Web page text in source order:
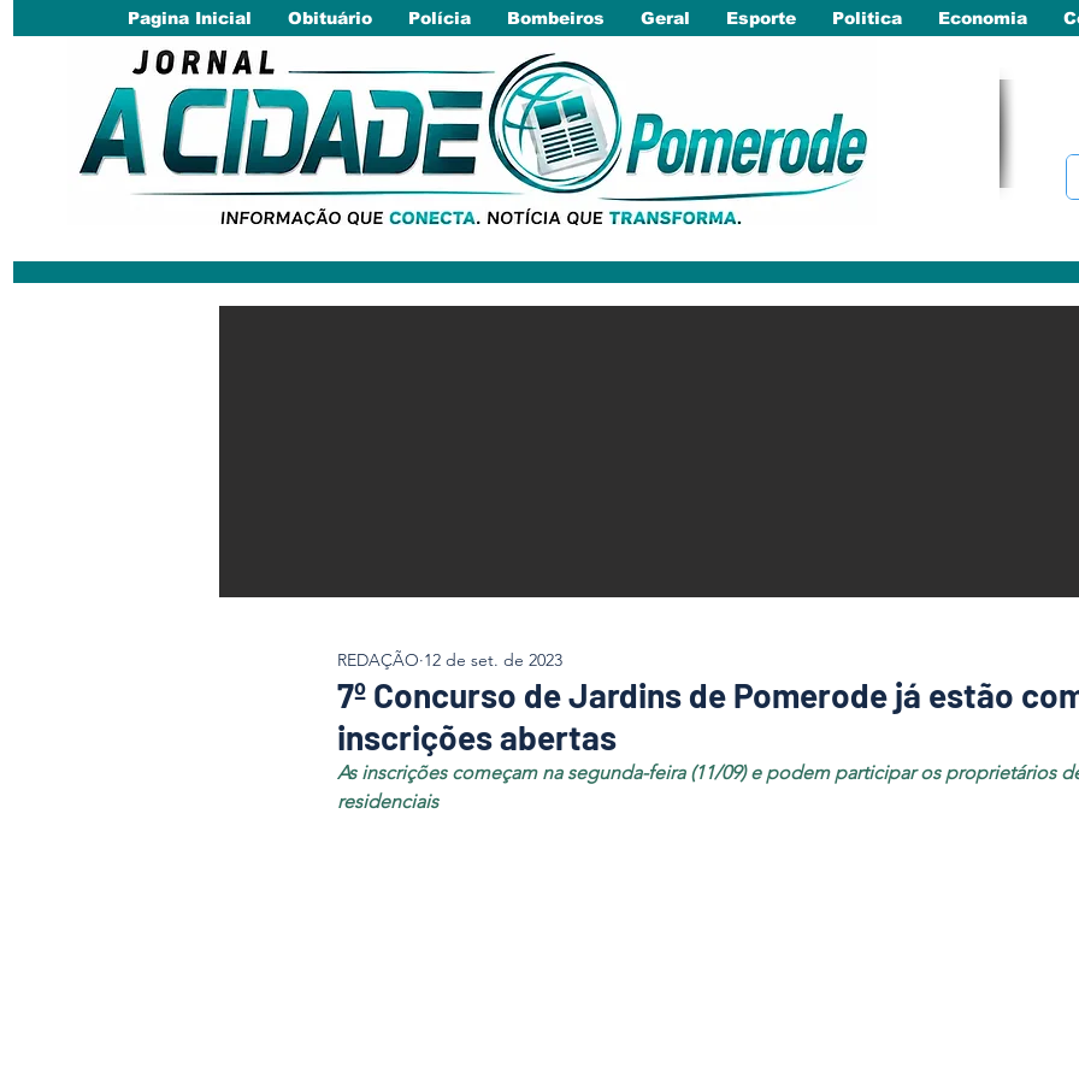
Pagina Inicial Obituário Polícia Bombeiros Geral Esporte Politica Economia
7º Concurso de Jardins de Pomerode já estão
inscrições abertas
REDAÇÃO 12 de set. de 2023
As inscrições começam na segunda-feira (11/09) e podem participar os proprietários
residenciais